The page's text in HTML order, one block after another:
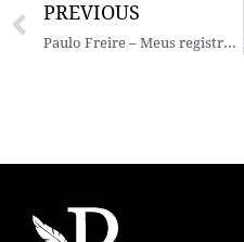
PREVIOUS
Paulo Freire – Meus registros de educador (Ed. Paz & Terra)